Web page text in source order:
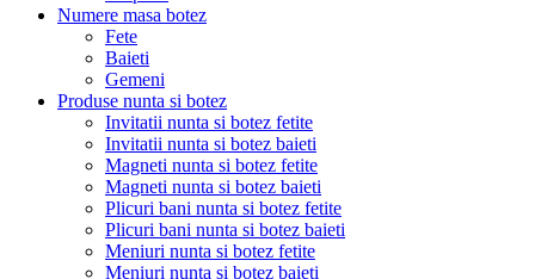
Numere masa botez
Fete
Baieti
Gemeni
Produse nunta si botez
Invitatii nunta si botez fetite
Invitatii nunta si botez baieti
Magneti nunta si botez fetite
Magneti nunta si botez baieti
Plicuri bani nunta si botez fetite
Plicuri bani nunta si botez baieti
Meniuri nunta si botez fetite
Meniuri nunta si botez baieti